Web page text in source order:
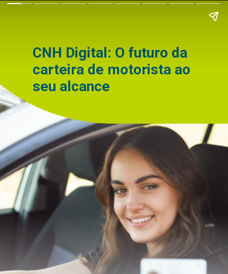
CNH Digital: O futuro da
carteira de motorista ao
seu alcance